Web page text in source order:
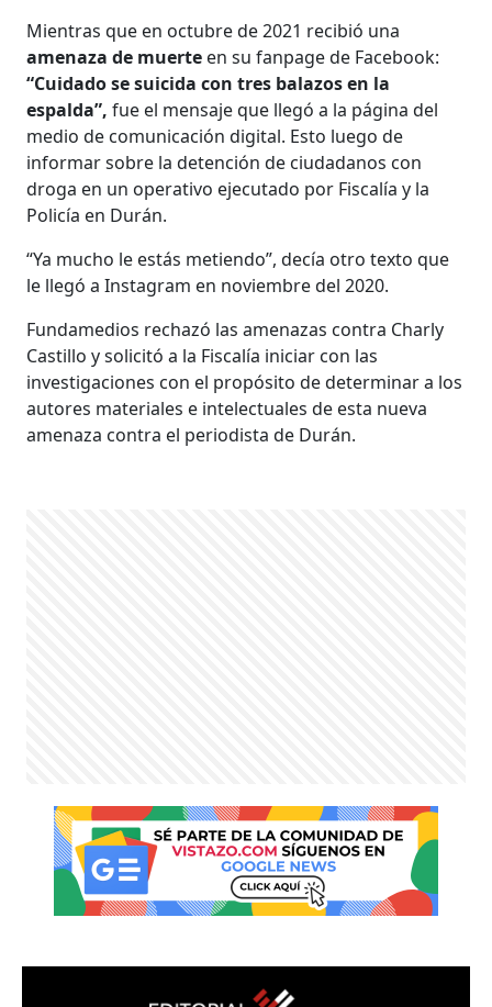
Mientras que en octubre de 2021 recibió una
amenaza de muerte en su fanpage de Facebook:
“Cuidado se suicida con tres balazos en la
espalda”, fue el mensaje que llegó a la página del
medio de comunicación digital. Esto luego de
informar sobre la detención de ciudadanos con
droga en un operativo ejecutado por Fiscalía y la
Policía en Durán.
“Ya mucho le estás metiendo”, decía otro texto que
le llegó a Instagram en noviembre del 2020.
Fundamedios rechazó las amenazas contra Charly
Castillo y solicitó a la Fiscalía iniciar con las
investigaciones con el propósito de determinar a los
autores materiales e intelectuales de esta nueva
amenaza contra el periodista de Durán.